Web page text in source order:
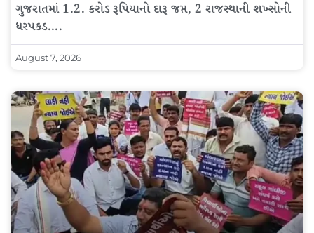
ગુજરાતમાં 1.2. કરોડ રૂપિયાનો દારૂ જપ્ત, 2 રાજસ્થાની શખ્સોની
ધરપકડ….
August 7, 2026